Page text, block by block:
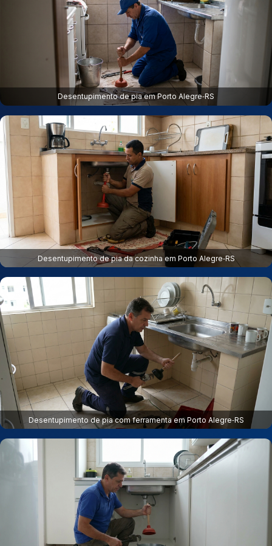
Desentupimento de pia em Porto Alegre‑RS
Desentupimento de pia da cozinha em Porto Alegre‑RS
Desentupimento de pia com ferramenta em Porto Alegre‑RS